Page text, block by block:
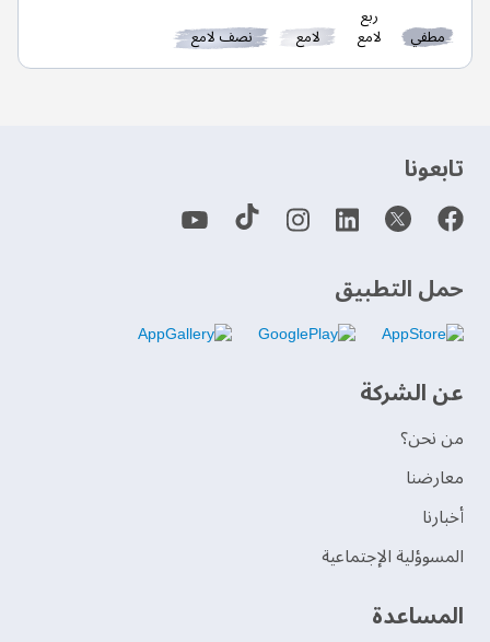
مطفي
ربع
لامع لامع نصف لامع
‫تابعونا‬
حمل التطبيق
عن الشركة
من نحن؟
‫معارضنا‬
‫أخبارنا‬
المسوؤلية الإجتماعية
‫المساعدة‬